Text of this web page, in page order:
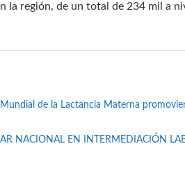
la región, de un total de 234 mil a
de la Lactancia Materna
NACIONAL EN INTERMEDIACIÓN